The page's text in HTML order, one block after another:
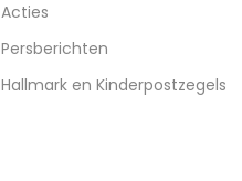
Acties
Persberichten
Hallmark en Kinderpostzegels